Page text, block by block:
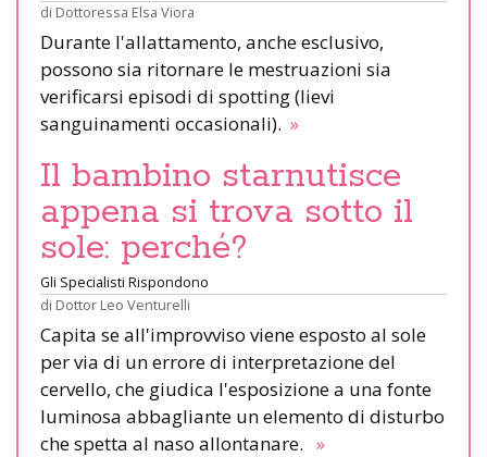
di Dottoressa Elsa Viora
Durante l'allattamento, anche esclusivo,
possono sia ritornare le mestruazioni sia
verificarsi episodi di spotting (lievi
sanguinamenti occasionali). »
Il bambino starnutisce
appena si trova sotto il
sole: perché?
Gli Specialisti Rispondono
di Dottor Leo Venturelli
Capita se all'improvviso viene esposto al sole
per via di un errore di interpretazione del
cervello, che giudica l'esposizione a una fonte
luminosa abbagliante un elemento di disturbo
che spetta al naso allontanare. »